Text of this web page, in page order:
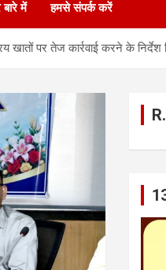
बारे में हमसे संपर्क करें
खातों पर तेज कार्रवाई करने के निर्देश